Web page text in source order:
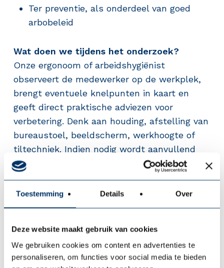
Toestemming Details Over
Deze website maakt gebruik van cookies
We gebruiken cookies om content en advertenties te
personaliseren, om functies voor social media te bieden
Ter preventie, als onderdeel van goed
arbobeleid
Wat doen we tijdens het onderzoek?
Onze ergonoom of arbeidshygiënist
observeert de medewerker op de werkplek,
brengt eventuele knelpunten in kaart en
geeft direct praktische adviezen voor
verbetering. Denk aan houding, afstelling van
bureaustoel, beeldscherm, werkhoogte of
tiltechniek. Indien nodig wordt aanvullend
advies uitgebracht voor aanpassingen of
Persoonlijk adviesrapport met concrete
verbeterpunten
Minder fysieke belasting en klachten